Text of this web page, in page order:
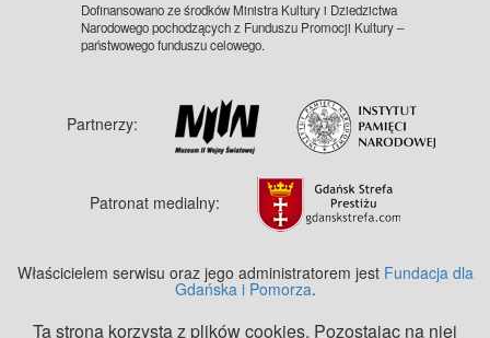
Dofinansowano ze środków Ministra Kultury i Dziedzictwa
Narodowego pochodzących z Funduszu Promocji Kultury –
państwowego funduszu celowego.
Partnerzy:
Patronat medialny:
Właścicielem serwisu oraz jego administratorem jest Fundacja dla
Gdańska i Pomorza.
Ta strona korzysta z plików cookies. Pozostając na niej